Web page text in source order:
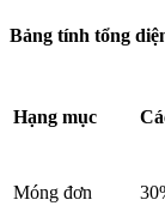
Bảng tính tổng
Hạng mục
Móng đơn